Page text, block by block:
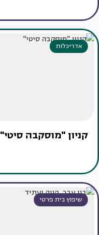
אדריכלות
קניון "מוסקבה סיטי"
שיפוץ בית פרטי